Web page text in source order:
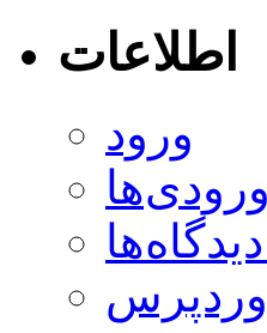
اطلاعات
ورود
وردپرس